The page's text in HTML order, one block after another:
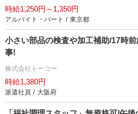
時給1,250円～1,350円
アルバイト・パート / 東京都
小さい部品の検査や加工補助/17時
事!
株式会社トーコー
時給1,380円
派遣社員 / 大阪府